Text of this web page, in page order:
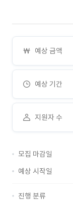
예상 금액
예상 기간
지원자 수
모집 마감일
예상 시작일
진행 분류